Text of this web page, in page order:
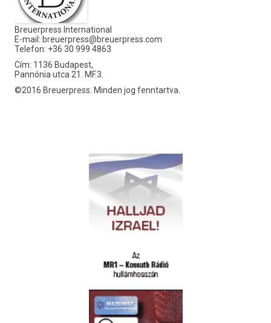
Breuerpress International
E-mail: breuerpress@breuerpress.com
Telefon: +36 30 999 4863
Cím: 1136 Budapest,
Pannónia utca 21. MF.3.
©2016 Breuerpress. Minden jog fenntartva.